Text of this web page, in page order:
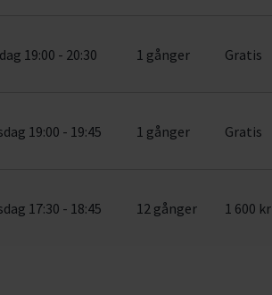
19:00 - 20:30 1 gånger Gratis
19:00 - 19:45 1 gånger Gratis
17:30 - 18:45 12 gånger 1 600 kr